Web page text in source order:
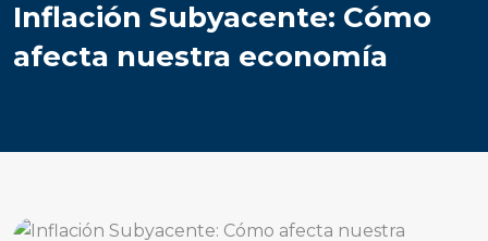
Inflación Subyacente: Cómo
afecta nuestra economía